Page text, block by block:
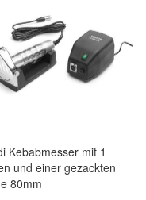
Kebabmesser mit 1
und einer gezackten
80mm